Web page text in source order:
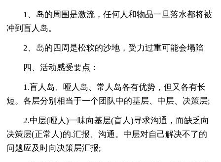
1、岛的周围是激流，任何人和物品一旦落水都将被
冲到盲人岛。
2、岛的四周是松软的沙地，受力过重可能会塌陷
四、活动感受要点：
1.盲人岛、哑人岛、常人岛各有优势，但又各有长
短。各层分别相当于一个团队中的基层、中层、决策层;
2.中层(哑人)一味向基层(盲人)寻求沟通，而缺乏向
决策层(正常人)的.汇报、沟通。中层对自己解决不了的
问题应及时向决策层汇报;